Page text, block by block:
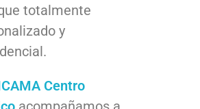
totalmente
y
Centro